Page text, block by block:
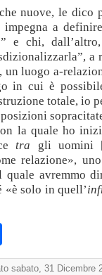
nuove, le dico
a
e chi,
a
un luogo a-
in cui è
totale, io
la quale ho
tra gli uomini
relazione»,
quale avremmo
solo in quell’
sabato, 31 Dicembre